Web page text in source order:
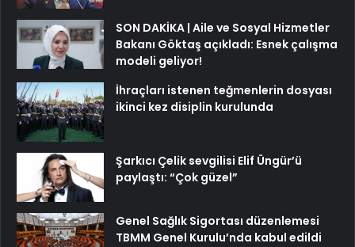
SON DAKİKA | Aile ve Sosyal Hizmetler
Bakanı Göktaş açıkladı: Esnek çalışma
modeli geliyor!
İhraçları istenen teğmenlerin dosyası
ikinci kez disiplin kurulunda
Şarkıcı Çelik sevgilisi Elif Üngür’ü
paylaştı: “Çok güzel”
Genel Sağlık Sigortası düzenlemesi
TBMM Genel Kurulu’nda kabul edildi